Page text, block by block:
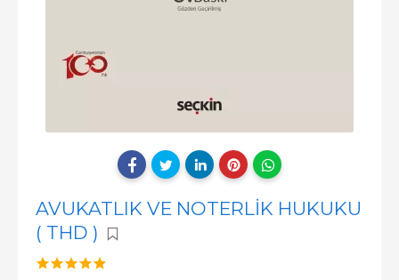
AVUKATLIK VE NOTERLİK HUKUKU
( THD )